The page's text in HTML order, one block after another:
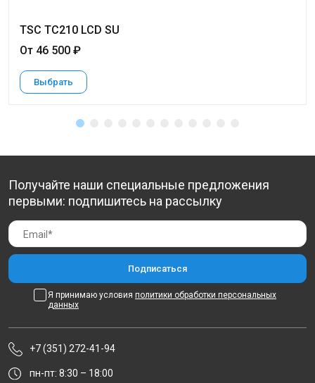
TSC TC210 LCD SU
От 46 500 ₽
Выбрать
Получайте наши специальные предложения
первыми: подпишитесь на рассылку
Я принимаю условия политики обработки персональных
данных
+7 (351) 272-41-94
пн-пт: 8:30 – 18:00